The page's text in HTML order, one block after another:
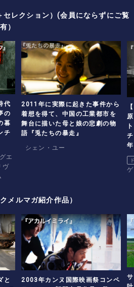
セレクション）(会員にならずにご覧
）
代
の
暮
チ
エ
ヴ
2011年に実際に起きた事件から
着想を得て、中国の工業都市を
舞台に描いた母と娘の悲劇の物
語『兎たちの暴走』
シェン・ユー
メルマガ紹介作品）
と
2003年カンヌ国際映画祭コンペ